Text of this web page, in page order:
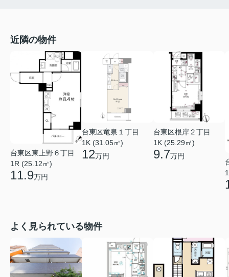
近隣の物件
台東区東上野６丁目
1R (25.12㎡)
11.9万円
台東区竜泉１丁目
1K (31.05㎡)
12万円
台東区根岸２丁目
1K (25.29㎡)
9.7万円
よく見られている物件